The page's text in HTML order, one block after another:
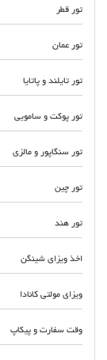
تور قطر
تور عمان
تور تایلند و پاتایا
تور پوکت و سامویی
تور سنگاپور و مالزی
تور چین
تور هند
اخذ ویزای شینگن
ویزای مولتی کانادا
وقت سفارت و پیکاپ